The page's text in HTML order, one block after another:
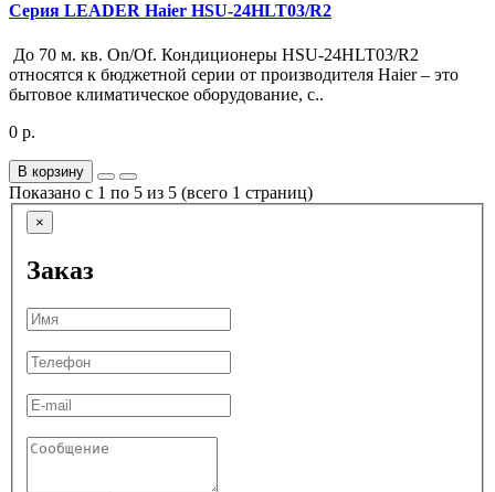
Серия LEADER Haier HSU-24HLT03/R2
До 70 м. кв. On/Of. Кондиционеры HSU-24HLT03/R2
относятся к бюджетной серии от производителя Haier – это
бытовое климатическое оборудование, с..
0 р.
В корзину
Показано с 1 по 5 из 5 (всего 1 страниц)
×
Заказ